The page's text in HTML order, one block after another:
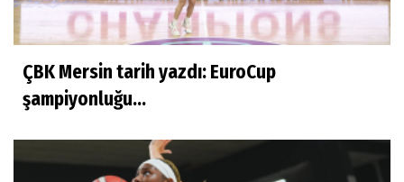
ÇBK Mersin tarih yazdı: EuroCup
şampiyonluğu...